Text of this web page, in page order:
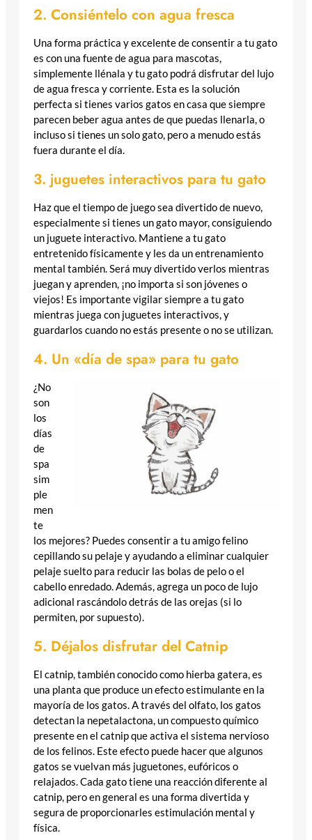
2. Consiéntelo con agua fresca
Una forma práctica y excelente de consentir a tu gato
es con una fuente de agua para mascotas,
simplemente llénala y tu gato podrá disfrutar del lujo
de agua fresca y corriente. Esta es la solución
perfecta si tienes varios gatos en casa que siempre
parecen beber agua antes de que puedas llenarla, o
incluso si tienes un solo gato, pero a menudo estás
fuera durante el día.
3. juguetes interactivos para tu gato
Haz que el tiempo de juego sea divertido de nuevo,
especialmente si tienes un gato mayor, consiguiendo
un juguete interactivo. Mantiene a tu gato
entretenido físicamente y les da un entrenamiento
mental también. Será muy divertido verlos mientras
juegan y aprenden, ¡no importa si son jóvenes o
viejos! Es importante vigilar siempre a tu gato
mientras juega con juguetes interactivos, y
guardarlos cuando no estás presente o no se utilizan.
4. Un «día de spa» para tu gato
¿No
son
los
días
de
spa
sim
ple
men
te
los mejores? Puedes consentir a tu amigo felino
cepillando su pelaje y ayudando a eliminar cualquier
pelaje suelto para reducir las bolas de pelo o el
cabello enredado. Además, agrega un poco de lujo
adicional rascándolo detrás de las orejas (si lo
permiten, por supuesto).
5. Déjalos disfrutar del Catnip
El catnip, también conocido como hierba gatera, es
una planta que produce un efecto estimulante en la
mayoría de los gatos. A través del olfato, los gatos
detectan la nepetalactona, un compuesto químico
presente en el catnip que activa el sistema nervioso
de los felinos. Este efecto puede hacer que algunos
gatos se vuelvan más juguetones, eufóricos o
relajados. Cada gato tiene una reacción diferente al
catnip, pero en general es una forma divertida y
segura de proporcionarles estimulación mental y
física.